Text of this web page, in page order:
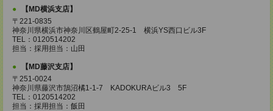
【MD横浜支店】
〒221-0835
神奈川県横浜市神奈川区鶴屋町2-25-1 横浜YS西口ビル3F
TEL：0120514202
担当：採用担当：山田
【MD藤沢支店】
〒251-0024
神奈川県藤沢市鵠沼橘1-1-7 KADOKURAビル3 5F
TEL：0120514202
担当：採用担当：飯田